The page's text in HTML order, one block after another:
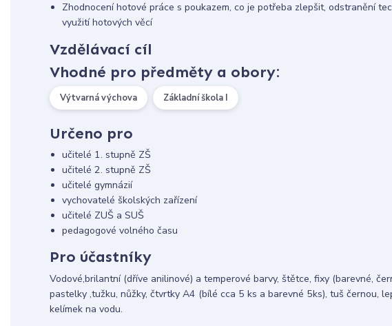
Zhodnocení hotové práce s poukazem, co je potřeba zlepšit, odstranění
využití hotových věcí
Vzdělávací cíl
Vhodné pro předměty a obory:
Výtvarná výchova Základní škola I
Určeno pro
učitelé 1. stupně ZŠ
učitelé 2. stupně ZŠ
učitelé gymnázií
vychovatelé školských zařízení
učitelé ZUŠ a SUŠ
pedagogové volného času
Pro účastníky
Vodové,brilantní (dříve anilinové) a temperové barvy, štětce, fixy (barevné,
pastelky ,tužku, nůžky, čtvrtky A4 (bílé cca 5 ks a barevné 5ks), tuš černou,
kelímek na vodu.